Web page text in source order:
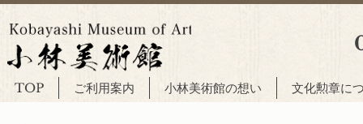
TOP ご利用案内 小林美術館の想い 文化勲章に